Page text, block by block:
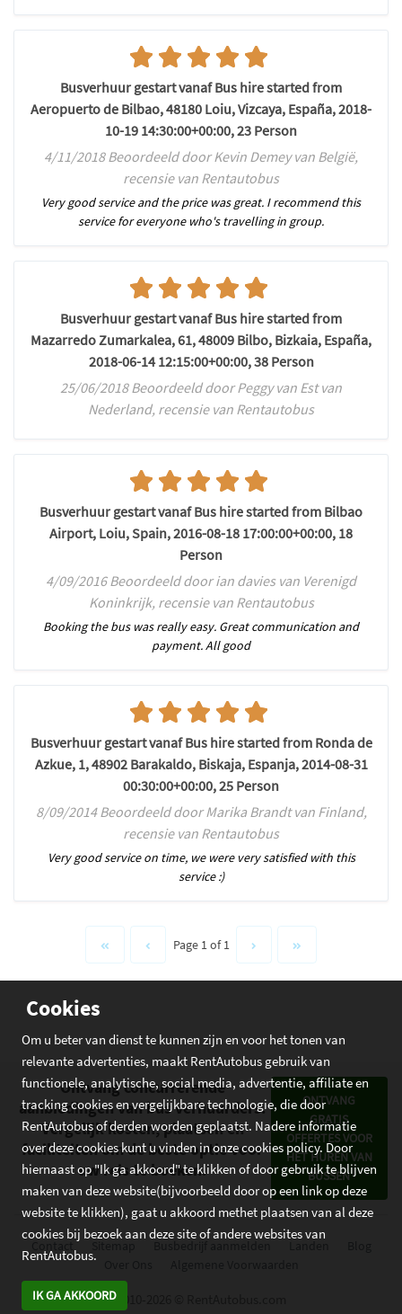
Busverhuur gestart vanaf Bus hire started from
Aeropuerto de Bilbao, 48180 Loiu, Vizcaya, España, 2018-
10-19 14:30:00+00:00, 23 Person
4/11/2018 Beoordeeld door Kevin Demey van België,
recensie van Rentautobus
Very good service and the price was great. I recommend this
service for everyone who's travelling in group.
Busverhuur gestart vanaf Bus hire started from
Mazarredo Zumarkalea, 61, 48009 Bilbo, Bizkaia, España,
2018-06-14 12:15:00+00:00, 38 Person
25/06/2018 Beoordeeld door Peggy van Est van
Nederland, recensie van Rentautobus
Busverhuur gestart vanaf Bus hire started from Bilbao
Airport, Loiu, Spain, 2016-08-18 17:00:00+00:00, 18
Person
4/09/2016 Beoordeeld door ian davies van Verenigd
Koninkrijk, recensie van Rentautobus
Booking the bus was really easy. Great communication and
payment. All good
Busverhuur gestart vanaf Bus hire started from Ronda de
Azkue, 1, 48902 Barakaldo, Biskaja, Espanja, 2014-08-31
00:30:00+00:00, 25 Person
8/09/2014 Beoordeeld door Marika Brandt van Finland,
recensie van Rentautobus
Very good service on time, we were very satisfied with this
service :)
Page 1 of 1
Cookies
Om u beter van dienst te kunnen zijn en voor het tonen van
relevante advertenties, maakt RentAutobus gebruik van
functionele, analytische, social media, advertentie, affiliate en
tracking cookies en vergelijkbare technologie, die door
RentAutobus of derden worden geplaatst. Nadere informatie
over deze cookies kunt u vinden in onze cookies policy. Door
hiernaast op "Ik ga akkoord" te klikken of door gebruik te blijven
maken van deze website(bijvoorbeeld door op een link op deze
website te klikken), gaat u akkoord methet plaatsen van al deze
cookies bij bezoek aan deze site of andere websites van
RentAutobus.
IK GA AKKOORD
Ontvang concurrerende
aanbiedingen van bus verhuurders.
Vergelijk kosten, plaatsen en
faciliteiten om de beste optie voor
uw reis te boeken.
ONTVANG
GRATIS
OFFERTES VOOR
HET HUREN VAN
BUSSEN
2010-2026 © RentAutobus.com